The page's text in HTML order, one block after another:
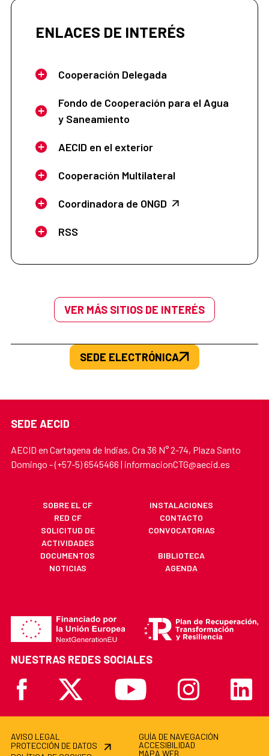
ENLACES DE INTERÉS
Cooperación Delegada
Fondo de Cooperación para el Agua
y Saneamiento
AECID en el exterior
Cooperación Multilateral
Coordinadora de ONGD
RSS
VER MÁS SITIOS DE INTERÉS
SEDE ELECTRÓNICA
SEDE AECID
AECID en Cartagena de Indias, Cra 36 N° 2-74, Plaza Santo
Domingo - (+57-5) 6545466 | informacionCTG@aecid.es
SOBRE EL CF
INSTALACIONES
RED CF
CONTACTO
SOLICITUD DE
ACTIVIDADES
CONVOCATORIAS
DOCUMENTOS
BIBLIOTECA
NOTICIAS
AGENDA
NUESTRAS REDES SOCIALES
Facebook X Youtube Instagram Linkedin
AVISO LEGAL
PROTECCIÓN DE DATOS
GUÍA DE NAVEGACIÓN
ACCESIBILIDAD
MAPA WEB